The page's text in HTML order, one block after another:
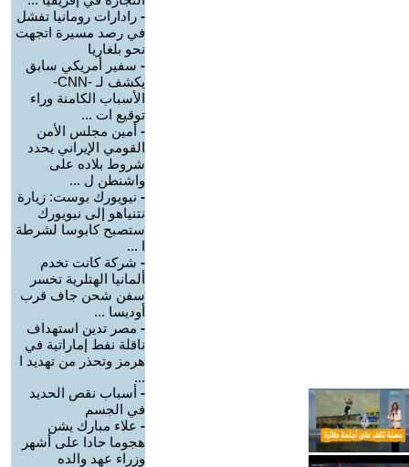
- رادارات رومانيا تفشل
في رصد مسيرة اتجهت
نحو بلغاريا
- سفير أمريكي سابق
يكشف لـ -CNN-
الأسباب الكامنة وراء
توقيع ات ...
- أمين مجلس الأمن
القومي الإيراني يحدد
شروط بلاده على
واشنطن ل ...
- نيويورك بوست: زيارة
نتنياهو إلى نيويورك
ستصبح كابوسا لشرطة
ا ...
- شركة كانت تخدم
ألمانيا الهتلرية تخسر
سفن شحن جاف قرب
أوديسا ...
- مصر تدين استهداف
ناقلة نفط إماراتية في
هرمز وتحذر من تهديد ا
...
- أسباب نقص الحديد
في الجسم
- علاء مبارك يشن
هجوما حادا على أشهر
وزراء عهد والده